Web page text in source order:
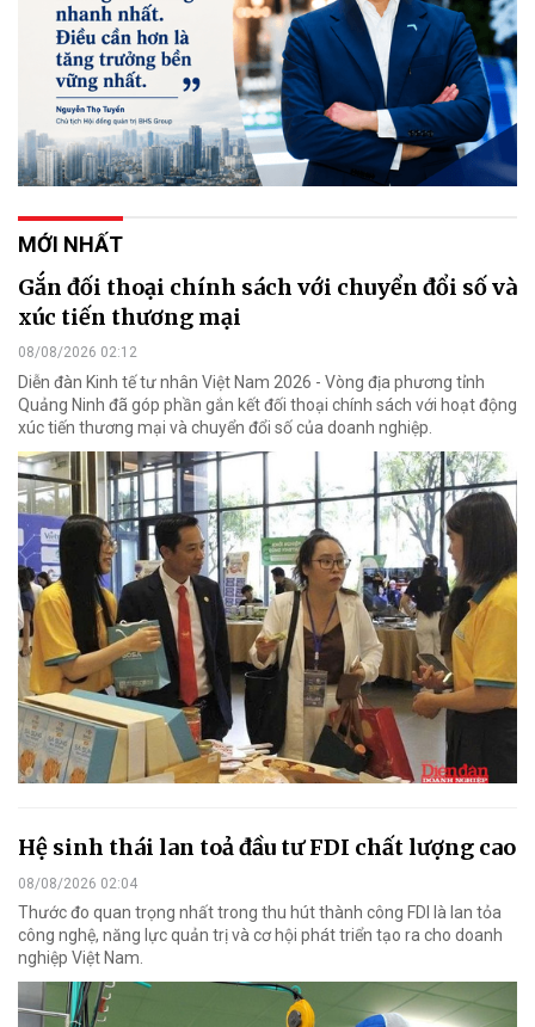
MỚI NHẤT
Gắn đối thoại chính sách với chuyển đổi số và
xúc tiến thương mại
08/08/2026 02:12
Diễn đàn Kinh tế tư nhân Việt Nam 2026 - Vòng địa phương tỉnh
Quảng Ninh đã góp phần gắn kết đối thoại chính sách với hoạt động
xúc tiến thương mại và chuyển đổi số của doanh nghiệp.
Hệ sinh thái lan toả đầu tư FDI chất lượng cao
08/08/2026 02:04
Thước đo quan trọng nhất trong thu hút thành công FDI là lan tỏa
công nghệ, năng lực quản trị và cơ hội phát triển tạo ra cho doanh
nghiệp Việt Nam.